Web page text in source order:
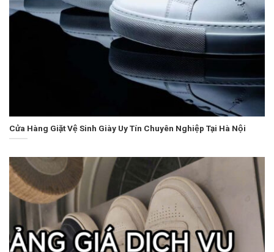
Cửa Hàng Giặt Vệ Sinh Giày Uy Tín Chuyên Nghiệp Tại Hà Nội